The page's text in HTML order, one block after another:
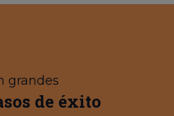
grandes
de éxito